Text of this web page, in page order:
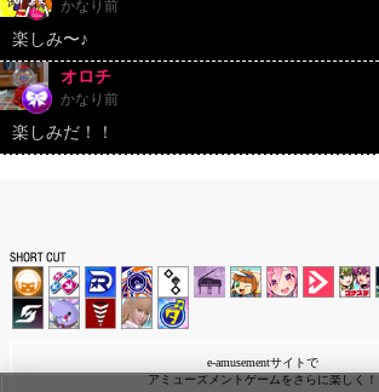
かなり前
楽しみ〜♪
オロチ
かなり前
楽しみだ！！
e-amusementサイトで
アミューズメントゲームをさらに楽しく！